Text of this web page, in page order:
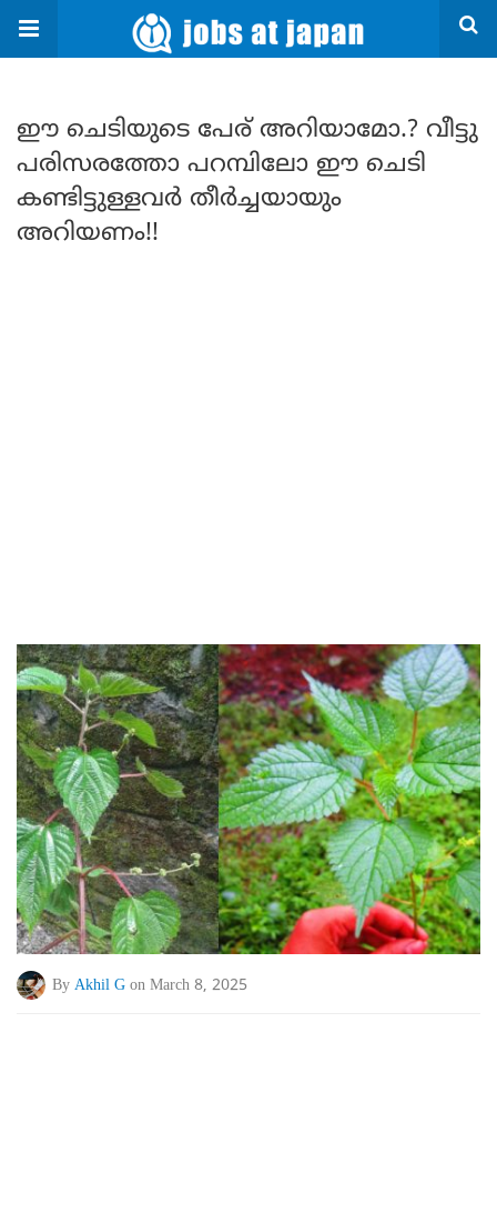
ഈ ചെടിയുടെ പേര് അറിയാമോ.? വീട്ടു
പരിസരത്തോ പറമ്പിലോ ഈ ചെടി
കണ്ടിട്ടുള്ളവർ തീർച്ചയായും
അറിയണം!!
By Akhil G on March 8, 2025